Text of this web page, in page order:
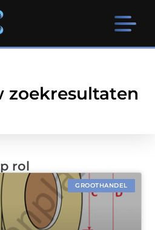
zoekresultaten
rol
GROOTHANDEL